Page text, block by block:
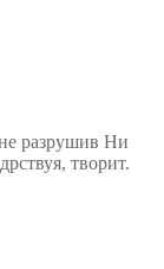
разрушив Ни
творит.